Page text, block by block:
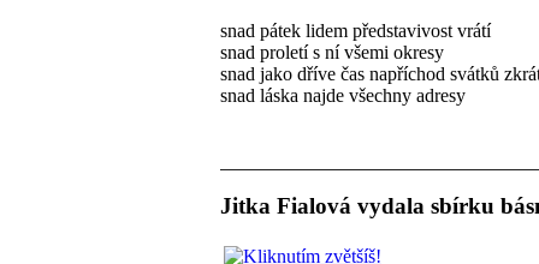
snad pátek lidem představivost vrátí
snad proletí s ní všemi okresy
snad jako dříve čas napříchod svátků
snad láska najde všechny adresy
Jitka Fialová vydala sbírku